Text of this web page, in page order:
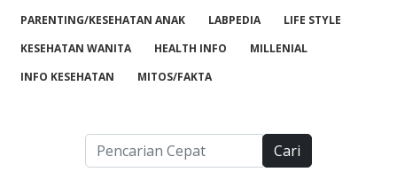
PARENTING/KESEHATAN ANAK
LABPEDIA
LIFE STYLE
KESEHATAN WANITA
HEALTH INFO
MILLENIAL
INFO KESEHATAN
MITOS/FAKTA
Cari